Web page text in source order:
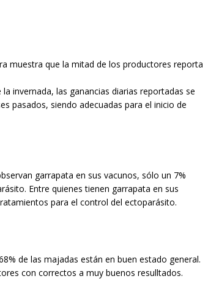
muestra que la mitad de los productores reporta
invernada, las ganancias diarias reportadas se
pasados, siendo adecuadas para el inicio de
garrapata en sus vacunos, sólo un 7%
Entre quienes tienen garrapata en sus
para el control del ectoparásito.
de las majadas están en buen estado general.
con correctos a muy buenos resulltados.